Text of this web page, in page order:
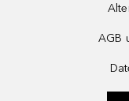
AGB